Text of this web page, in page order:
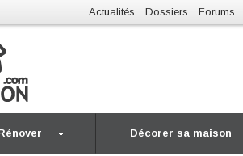
Actualités Dossiers Forums
Décorer sa maison